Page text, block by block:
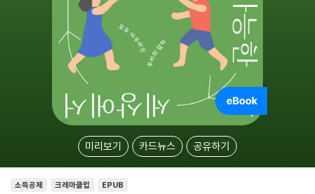
미리보기 카드뉴스 공유하기
소득공제 크레마클럽 EPUB